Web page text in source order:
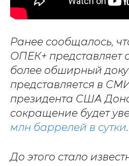
Ранее сообщалось,
ОПЕК+ представляет
более обширный
представляется в
президента США
сокращение будет
млн баррелей в сутки.
До этого стало